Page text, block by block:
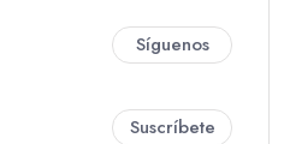
Síguenos
Suscríbete